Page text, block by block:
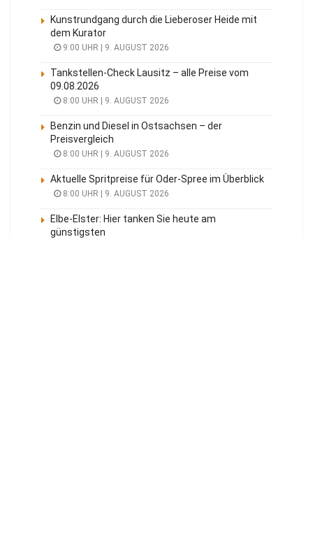
Kunstrundgang durch die Lieberoser Heide mit
dem Kurator
9:00 UHR | 9. AUGUST 2026
Tankstellen-Check Lausitz – alle Preise vom
09.08.2026
8:00 UHR | 9. AUGUST 2026
Benzin und Diesel in Ostsachsen – der
Preisvergleich
8:00 UHR | 9. AUGUST 2026
Aktuelle Spritpreise für Oder-Spree im Überblick
8:00 UHR | 9. AUGUST 2026
Elbe-Elster: Hier tanken Sie heute am
günstigsten